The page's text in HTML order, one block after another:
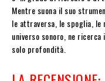
Mentre suona il suo
le attraversa, le spoglia,
universo sonoro, ne
solo profondità.